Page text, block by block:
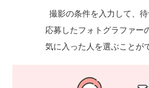
撮影の条件を入力して、待
応募したフォトグラファー
気に入った人を選ぶことが